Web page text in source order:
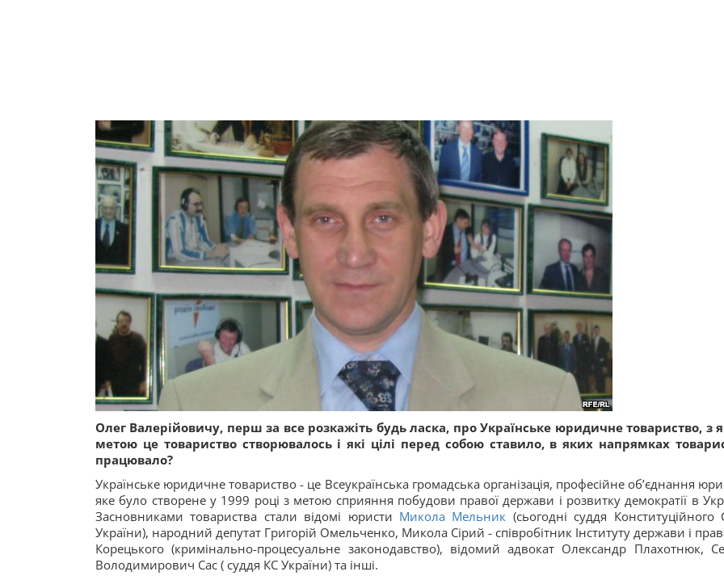
Олег Валерійовичу, перш за все розкажіть будь ласка, про Українське юридичне товариство, з
метою це товариство створювалось і які цілі перед собою ставило, в яких напрямках
працювало?
Українське юридичне товариство - це Всеукраїнська громадська організація, професійне об’єднання
яке було створене у 1999 році з метою сприяння побудови правої держави і розвитку демократії в
Засновниками товариства стали відомі юристи Микола Мельник (сьогодні суддя Конституційного
України), народний депутат Григорій Омельченко, Микола Сірий - співробітник Інституту держави і
Корецького (кримінально-процесуальне законодавство), відомий адвокат Олександр Плахотнюк,
Володимирович Сас ( суддя КС України) та інші.